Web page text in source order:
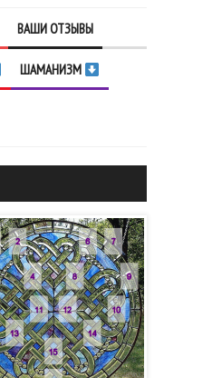
ВАШИ ОТЗЫВЫ
ШАМАНИЗМ